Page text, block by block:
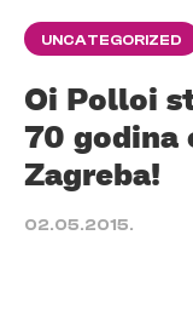
UNCATEGORIZED
Oi Polloi
70 godina
Zagreba!
02.05.2015.